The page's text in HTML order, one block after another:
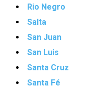
Rio Negro
Salta
San Juan
San Luis
Santa Cruz
Santa Fé